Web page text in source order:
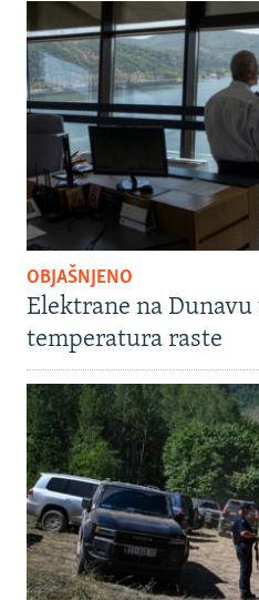
OBJAŠNJENO
Elektrane na
temperatura raste